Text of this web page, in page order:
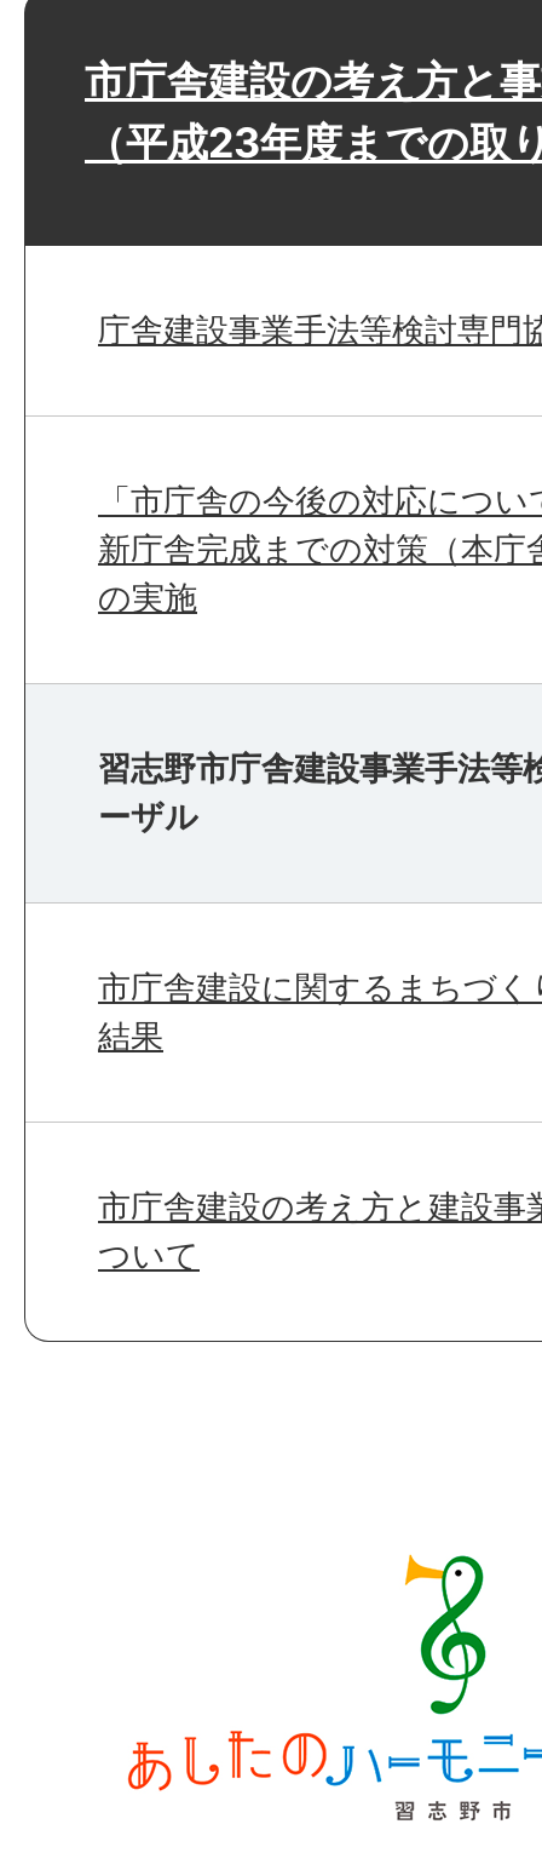
市庁舎建設の考え方と
（平成23年度までの取
庁舎建設事業手法等検討専門
「市庁舎の今後の対応につ
新庁舎完成までの対策（本庁
の実施
習志野市庁舎建設事業手法等
ーザル
市庁舎建設に関するまちづ
結果
市庁舎建設の考え方と建設事
ついて